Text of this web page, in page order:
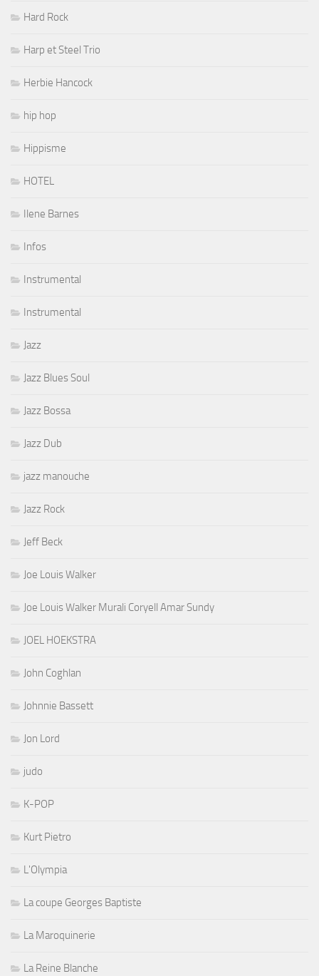
Hard Rock
Harp et Steel Trio
Herbie Hancock
hip hop
Hippisme
HOTEL
Ilene Barnes
Infos
Instrumental
Instrumental
Jazz
Jazz Blues Soul
Jazz Bossa
Jazz Dub
jazz manouche
Jazz Rock
Jeff Beck
Joe Louis Walker
Joe Louis Walker Murali Coryell Amar Sundy
JOEL HOEKSTRA
John Coghlan
Johnnie Bassett
Jon Lord
judo
K-POP
Kurt Pietro
L'Olympia
La coupe Georges Baptiste
La Maroquinerie
La Reine Blanche